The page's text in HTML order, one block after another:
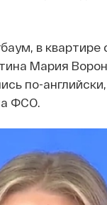
в
Мария
по-
ФСО.